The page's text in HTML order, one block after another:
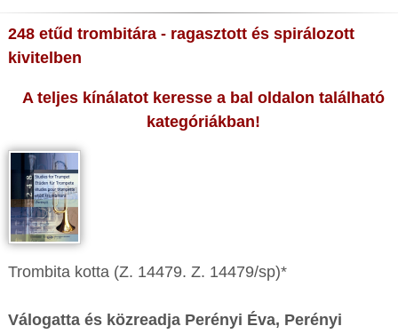
248 etűd trombitára - ragasztott és spirálozott
kivitelben
A teljes kínálatot keresse a bal oldalon található
kategóriákban!
Trombita kotta (Z. 14479. Z. 14479/sp)*
Válogatta és közreadja Perényi Éva, Perényi